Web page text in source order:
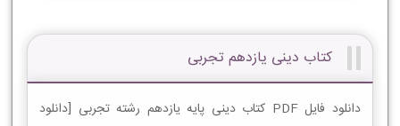
کتاب دینی یازدهم تجربی
دانلود فایل PDF کتاب دینی پایه یازدهم رشته تجربی [دانلود